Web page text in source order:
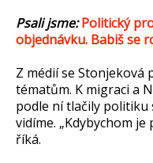
Psali jsme:Politický
objednávku. Babiš se
Z médií se Stonjeková
tématům. K migraci a
podle ní tlačily politiku
vidíme. „Kdybychom
říká.